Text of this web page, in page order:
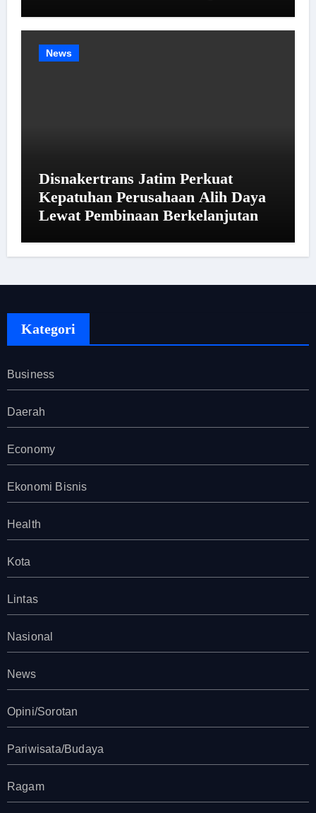
News
Disnakertrans Jatim Perkuat
Kepatuhan Perusahaan Alih Daya
Lewat Pembinaan Berkelanjutan
Kategori
Business
Daerah
Economy
Ekonomi Bisnis
Health
Kota
Lintas
Nasional
News
Opini/Sorotan
Pariwisata/Budaya
Ragam